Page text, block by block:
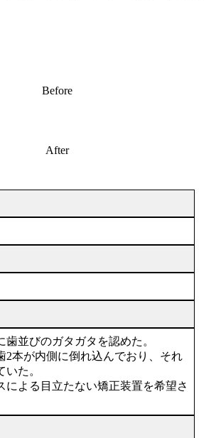
Before
After
歯並びのガタガタを認めた。
2本が内側に倒れ込んでおり、それ
いた。
による目立たない矯正装置を希望さ